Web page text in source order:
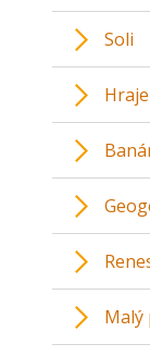
Soli
Malý